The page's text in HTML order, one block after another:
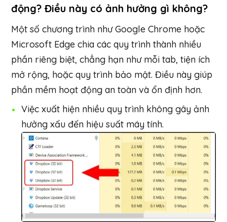
động? Điều này có ảnh hưởng gì không?
Một số chương trình như Google Chrome hoặc
Microsoft Edge chia các quy trình thành nhiều
phần riêng biệt, chẳng hạn như mỗi tab, tiện ích
mở rộng, hoặc quy trình bảo mật. Điều này giúp
phần mềm hoạt động an toàn và ổn định hơn.
Việc xuất hiện nhiều quy trình không gây ảnh
hưởng xấu đến hiệu suất máy tính.